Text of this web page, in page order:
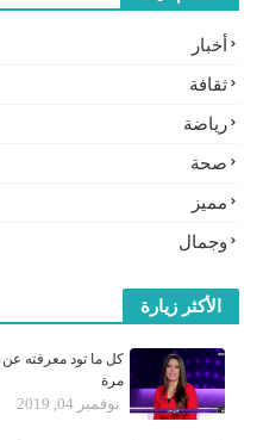
أخبار
ثقافة
رياضة
صحة
مميز
وجمال
الأكثر زيارة
كل ما تود معرفته
مرة
نوفمبر 04, 2019